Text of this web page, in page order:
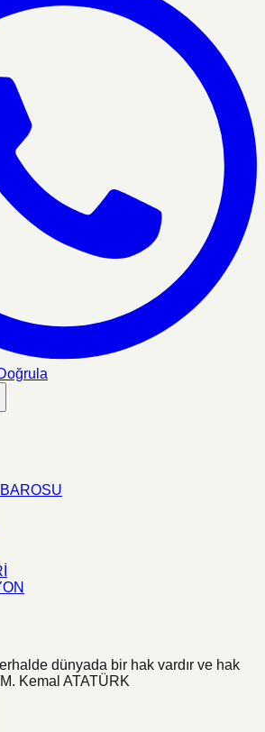
dünyada bir hak vardır ve hak
M. Kemal ATATÜRK